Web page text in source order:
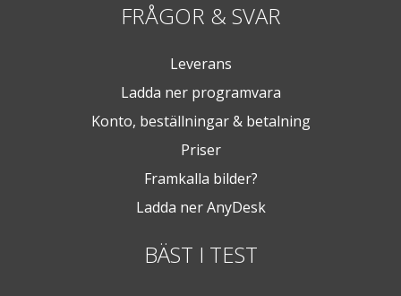
FRÅGOR & SVAR
Leverans
Ladda ner programvara
Konto, beställningar & betalning
Priser
Framkalla bilder?
Ladda ner AnyDesk
BÄST I TEST